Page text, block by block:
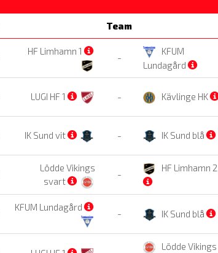
Team
HF Limhamn 1
-
KFUM
Lundagård
LUGI HF 1 - Kävlinge HK
IK Sund vit - IK Sund blå
Lödde Vikings
svart
-
HF Limhamn 2
KFUM Lundagård
- IK Sund blå
Lödde Vikings